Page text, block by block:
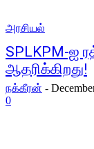
அரசியல்
SPLKPM-ஐ
ஆதரிக்கிறது!
நக்கீரன் -
0